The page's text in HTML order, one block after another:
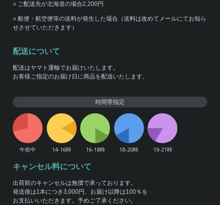
○ ご配送先が北海道の場合2,200円
○ 船便・航空便等の送料が発生した場合（送料は改めてメールにてお知ら
せさせていただきます）
配送について
配送はヤマト運輸でお届けいたします。
お客様ご指定のお届け日に商品を配送いたします。
時間帯指定
キャンセル料について
出荷前のキャンセルは無償で承っております。
発送後は1本につき3,000円、お届け以降は100％を
お支払いいただきます。予めご了承ください。